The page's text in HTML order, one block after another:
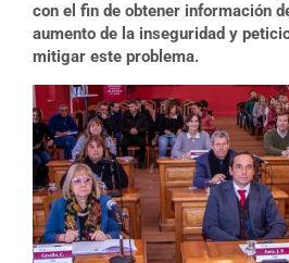
con el fin de obtener información
aumento de la inseguridad y
mitigar este problema.